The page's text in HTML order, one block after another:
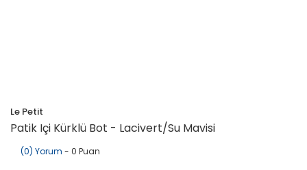
Le Petit
Patik Içi Kürklü Bot - Lacivert/Su Mavisi
(0) Yorum - 0 Puan